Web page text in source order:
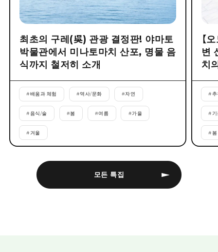
모든 특집
최초의 구레(吳) 관광 결정판! 야마토
박물관에서 미나토마치 산포, 명물 음
식까지 철저히 소개
#배움과 체험 #역사/문화 #자연
#음식/술 #봄 #여름 #가을
# 겨울
【
변
치
#
#
#봄